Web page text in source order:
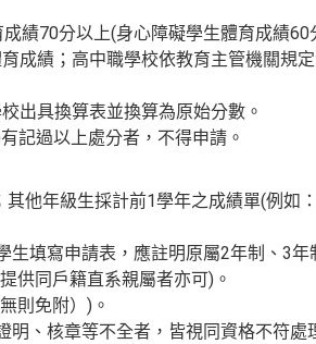
績70分以上(身心障礙學生體育成績60
成績；高中職學校依教育主管機關規
出具換算表並換算為原始分數。
記過以上處分者，不得申請。
他年級生採計前1學年之成績單(例如
生填寫申請表，應註明原屬2年制、3年
供同戶籍直系親屬者亦可)。
則免附）)。
明、核章等不全者，皆視同資格不符處